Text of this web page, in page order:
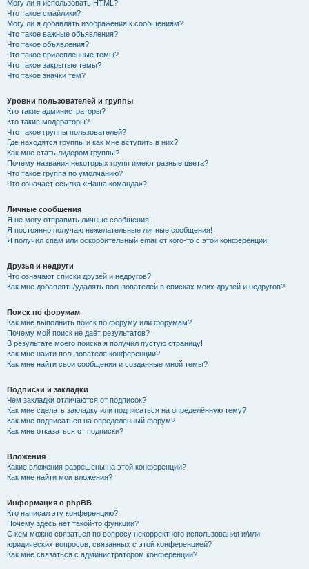
Могу ли я использовать HTML?
Что такое смайлики?
Могу ли я добавлять изображения к сообщениям?
Что такое важные объявления?
Что такое объявления?
Что такое прилепленные темы?
Что такое закрытые темы?
Что такое значки тем?
Уровни пользователей и группы
Кто такие администраторы?
Кто такие модераторы?
Что такое группы пользователей?
Где находятся группы и как мне вступить в них?
Как мне стать лидером группы?
Почему названия некоторых групп имеют разные цвета?
Что такое группа по умолчанию?
Что означает ссылка «Наша команда»?
Личные сообщения
Я не могу отправить личные сообщения!
Я постоянно получаю нежелательные личные сообщения!
Я получил спам или оскорбительный email от кого-то с этой конференции!
Друзья и недруги
Что означают списки друзей и недругов?
Как мне добавлять/удалять пользователей в списках моих друзей и недругов?
Поиск по форумам
Как мне выполнить поиск по форуму или форумам?
Почему мой поиск не даёт результатов?
В результате моего поиска я получил пустую страницу!
Как мне найти пользователя конференции?
Как мне найти свои сообщения и созданные мной темы?
Подписки и закладки
Чем закладки отличаются от подписок?
Как мне сделать закладку или подписаться на определённую тему?
Как мне подписаться на определённый форум?
Как мне отказаться от подписки?
Вложения
Какие вложения разрешены на этой конференции?
Как мне найти мои вложения?
Информация о phpBB
Кто написал эту конференцию?
Почему здесь нет такой-то функции?
С кем можно связаться по вопросу некорректного использования и/или
юридических вопросов, связанных с этой конференцией?
Как мне связаться с администратором конференции?